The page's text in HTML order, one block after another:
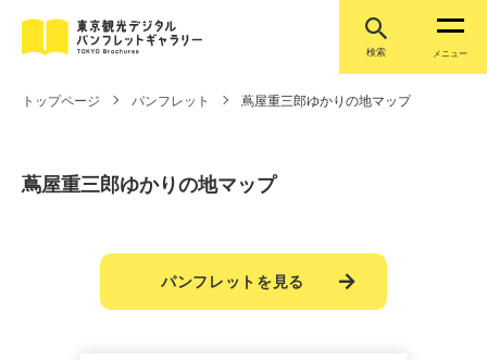
検索 メニュー
トップページ パンフレット 蔦屋重三郎ゆかりの地マップ
蔦屋重三郎ゆかりの地マップ
パンフレットを見る